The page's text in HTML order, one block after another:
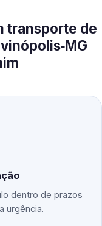
transporte de
dentro de prazos
urgência.